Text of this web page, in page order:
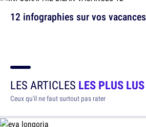
12 infographies sur vos vacances
LES ARTICLES LES PLUS LUS
Ceux qu'il ne faut surtout pas rater